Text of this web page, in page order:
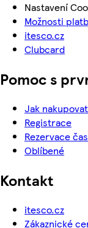
Nastavení
Možnosti
itesco.cz
Clubcard
Pomoc s
Jak nakupovat
Registrace
Rezervace
Oblíbené
Kontakt
itesco.cz
Zákaznické